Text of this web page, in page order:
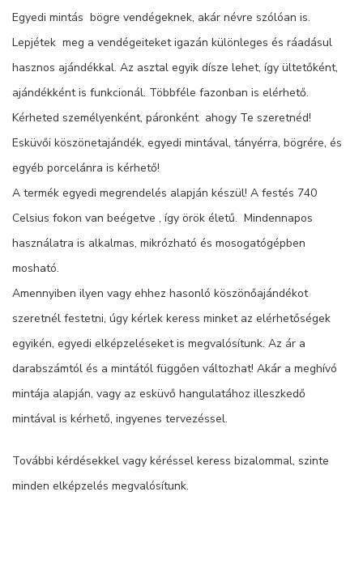
Egyedi mintás bögre vendégeknek, akár névre szólóan is.
Lepjétek meg a vendégeiteket igazán különleges és ráadásul
hasznos ajándékkal. Az asztal egyik dísze lehet, így ültetőként,
ajándékként is funkcionál. Többféle fazonban is elérhető.
Kérheted személyenként, páronként ahogy Te szeretnéd!
Esküvői köszönetajándék, egyedi mintával, tányérra, bögrére, és
egyéb porcelánra is kérhető!
A termék egyedi megrendelés alapján készül! A festés 740
Celsius fokon van beégetve , így örök életű. Mindennapos
használatra is alkalmas, mikrózható és mosogatógépben
mosható.
Amennyiben ilyen vagy ehhez hasonló köszönőajándékot
szeretnél festetni, úgy kérlek keress minket az elérhetőségek
egyikén, egyedi elképzeléseket is megvalósítunk. Az ár a
darabszámtól és a mintától függően változhat! Akár a meghívó
mintája alapján, vagy az esküvő hangulatához illeszkedő
mintával is kérhető, ingyenes tervezéssel.
További kérdésekkel vagy kéréssel keress bizalommal, szinte
minden elképzelés megvalósítunk.